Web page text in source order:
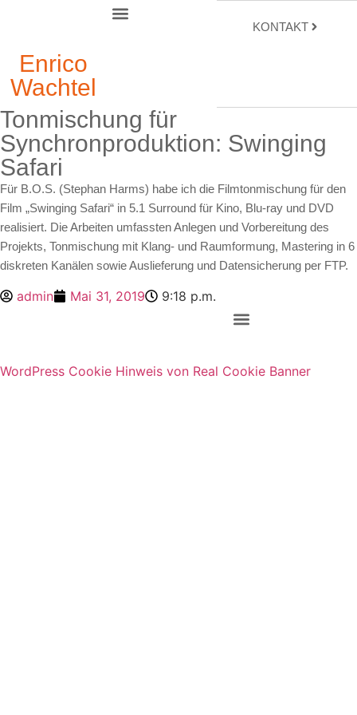
Enrico
Wachtel
KONTAKT
Tonmischung für
Synchronproduktion: Swinging
Safari
Für B.O.S. (Stephan Harms) habe ich die Filmtonmischung für den
Film „Swinging Safari“ in 5.1 Surround für Kino, Blu-ray und DVD
realisiert. Die Arbeiten umfassten Anlegen und Vorbereitung des
Projekts, Tonmischung mit Klang- und Raumformung, Mastering in 6
diskreten Kanälen sowie Auslieferung und Datensicherung per FTP.
admin Mai 31, 2019 9:18 p.m.
WordPress Cookie Hinweis von Real Cookie Banner